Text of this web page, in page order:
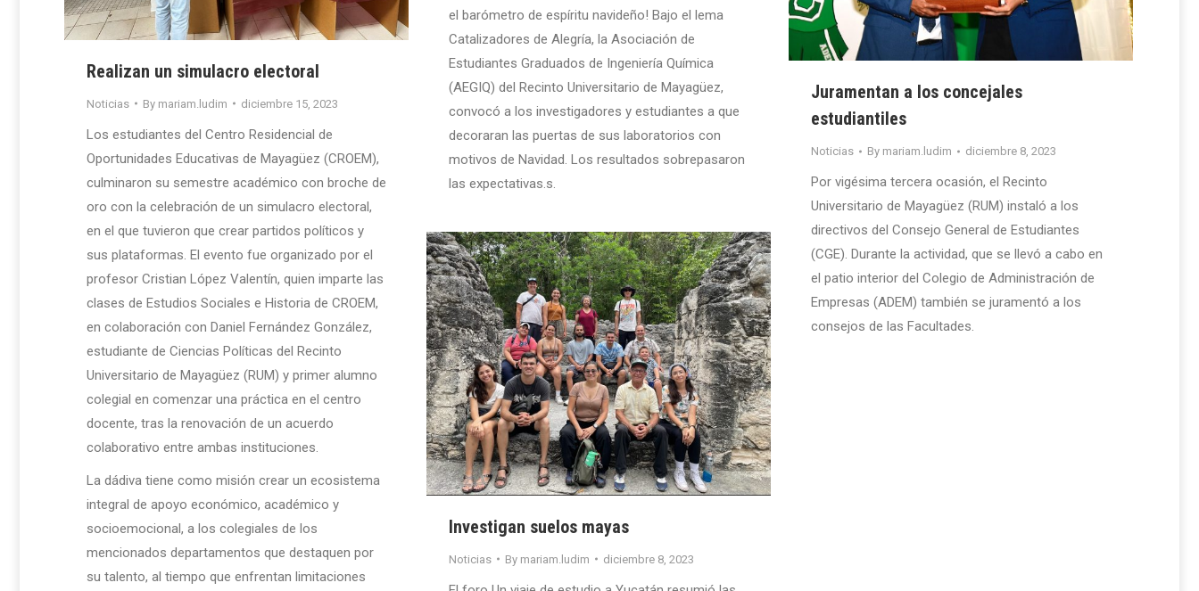
el barómetro de espíritu navideño! Bajo el lema
Catalizadores de Alegría, la Asociación de
Estudiantes Graduados de Ingeniería Química
(AEGIQ) del Recinto Universitario de Mayagüez,
convocó a los investigadores y estudiantes a que
decoraran las puertas de sus laboratorios con
motivos de Navidad. Los resultados sobrepasaron
las expectativas.s.
Realizan un simulacro electoral
Noticias By mariam.ludim diciembre 15, 2023
Los estudiantes del Centro Residencial de
Oportunidades Educativas de Mayagüez (CROEM),
culminaron su semestre académico con broche de
oro con la celebración de un simulacro electoral,
en el que tuvieron que crear partidos políticos y
sus plataformas. El evento fue organizado por el
profesor Cristian López Valentín, quien imparte las
clases de Estudios Sociales e Historia de CROEM,
en colaboración con Daniel Fernández González,
estudiante de Ciencias Políticas del Recinto
Universitario de Mayagüez (RUM) y primer alumno
colegial en comenzar una práctica en el centro
docente, tras la renovación de un acuerdo
colaborativo entre ambas instituciones.
La dádiva tiene como misión crear un ecosistema
integral de apoyo económico, académico y
socioemocional, a los colegiales de los
mencionados departamentos que destaquen por
su talento, al tiempo que enfrentan limitaciones
Juramentan a los concejales
estudiantiles
Noticias By mariam.ludim diciembre 8, 2023
Por vigésima tercera ocasión, el Recinto
Universitario de Mayagüez (RUM) instaló a los
directivos del Consejo General de Estudiantes
(CGE). Durante la actividad, que se llevó a cabo en
el patio interior del Colegio de Administración de
Empresas (ADEM) también se juramentó a los
consejos de las Facultades.
Investigan suelos mayas
Noticias By mariam.ludim diciembre 8, 2023